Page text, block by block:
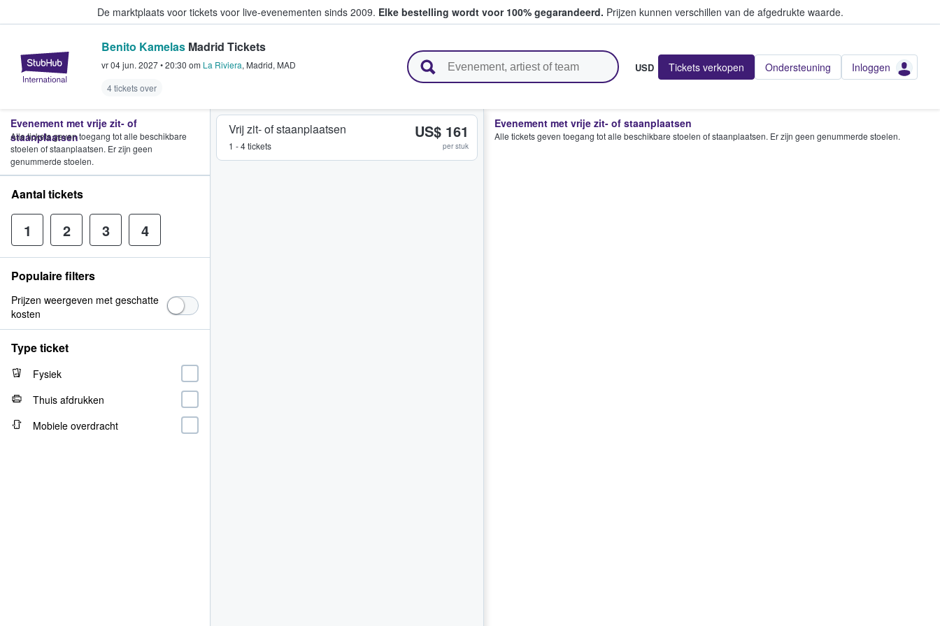
De marktplaats voor tickets voor live-evenementen sinds 2009. Elke bestelling wordt voor 100% gegarandeerd. Prijzen kunnen verschillen van de afgedrukte waarde.
StubHub: waar fans tickets kopen en verkopen
Benito Kamelas Madrid Tickets
vr 04 jun. 2027•20:30 om La Riviera, Madrid, MAD
4 tickets over
USD Tickets verkopen Ondersteuning Inloggen
Vrij zit- of staanplaatsen
1 - 4 tickets
US$ 161
per stuk
Evenement met vrije zit- of staanplaatsen
Alle tickets geven toegang tot alle beschikbare stoelen of staanplaatsen. Er zijn geen genummerde stoelen.
Evenement met vrije zit- of
staanplaatsen
Alle tickets geven toegang tot alle beschikbare
stoelen of staanplaatsen. Er zijn geen
genummerde stoelen.
Aantal tickets
1 2 3 4
Populaire filters
Prijzen weergeven met geschatte
kosten
Type ticket
Fysiek
Thuis afdrukken
Mobiele overdracht